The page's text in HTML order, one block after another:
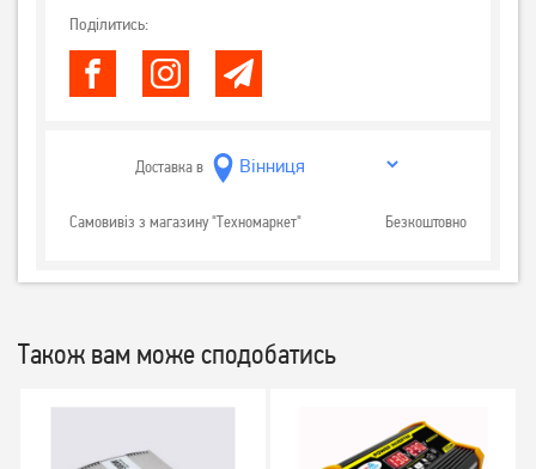
Поділитись:
Доставка в
Самовивіз з магазину "Техномаркет" Безкоштовно
Також вам може сподобатись